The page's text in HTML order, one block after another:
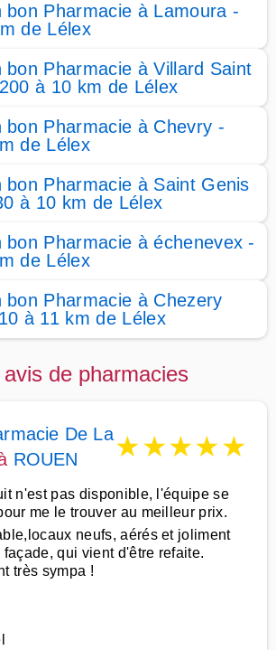
bon Pharmacie à Lamoura -
de Lélex
bon Pharmacie à Villard Saint
à 10 km de Lélex
bon Pharmacie à Chevry -
de Lélex
bon Pharmacie à Saint Genis
à 10 km de Lélex
bon Pharmacie à échenevex -
de Lélex
bon Pharmacie à Chezery
à 11 km de Lélex
de pharmacies
De La
ROUEN ★★★★★
n'est pas disponible, l'équipe se
me le trouver au meilleur prix.
neufs, aérés et joliment
qui vient d'être refaite.
très sympa !